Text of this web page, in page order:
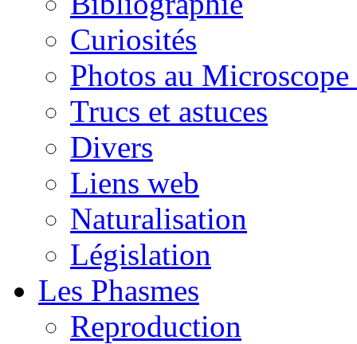
Curiosités
Photos au
Trucs et astuces
Divers
Liens web
Naturalisation
Législation
Les Phasmes
Reproduction